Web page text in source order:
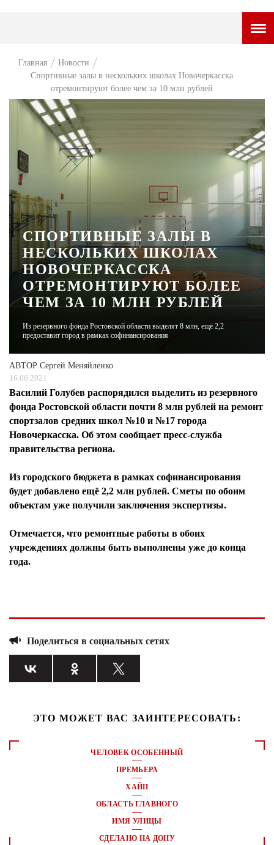
НОВОСТИ
ХАЙП
ЧЕЛОВЕК ОСОБЕННЫЙ
КУЛЬТ ЕДЫ
АФИША
ЖУРНАЛ
Главная
Новости
Спортивные залы в нескольких школах Новочеркасска
отремонтируют более чем за 10 млн рублей
СПОРТИВНЫЕ ЗАЛЫ В
НЕСКОЛЬКИХ ШКОЛАХ
НОВОЧЕРКАССКА
ОТРЕМОНТИРУЮТ БОЛЕЕ
ЧЕМ ЗА 10 МЛН РУБЛЕЙ
Из резервного фонда Ростовской области выделят 8 млн, ещё 2,2
предоставит город в рамках софинансирования
АВТОР Сергей Меняйленко
16.06.2021
Василий Голубев распорядился выделить из резервного
фонда Ростовской области почти 8 млн рублей на ремонт
спортзалов средних школ №10 и №17 города
Новочеркасска. Об этом сообщает пресс-служба
правительства региона.
Из городского бюджета в рамках софинансирования
будет добавлено ещё 2,2 млн рублей. Сметы по обоим
объектам уже получили заключения экспертизы.
Отмечается, что ремонтные работы в обоих
учреждениях должны быть выполнены уже до конца
года.
Поделиться в социальных сетях
ЭТО МОЖЕТ ВАС ЗАИНТЕРЕСОВАТЬ:
ЧЕЛОВЕК ОСОБЕННЫЙ
ПРЕМЬЕРА
ХАЙП
ОБЛАСТЬ ГЛАВНОГО
ИМЯ УЛИЦЫ
СДЕЛАНО НА ДОНУ